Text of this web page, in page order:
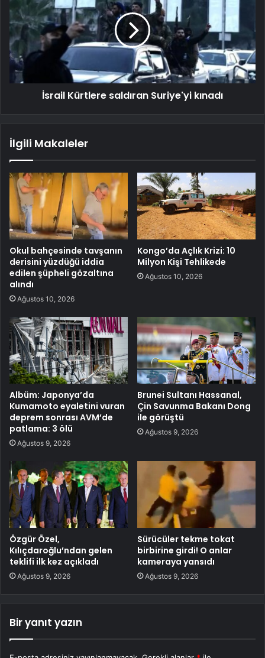
İsrail Kürtlere saldıran Suriye'yi kınadı
İlgili Makaleler
Okul bahçesinde tavşanın
derisini yüzdüğü iddia
edilen şüpheli gözaltına
alındı
Ağustos 10, 2026
Kongo’da Açlık Krizi: 10
Milyon Kişi Tehlikede
Ağustos 10, 2026
Albüm: Japonya’da
Kumamoto eyaletini vuran
deprem sonrası AVM’de
patlama: 3 ölü
Ağustos 9, 2026
Brunei Sultanı Hassanal,
Çin Savunma Bakanı Dong
ile görüştü
Ağustos 9, 2026
Özgür Özel,
Kılıçdaroğlu’ndan gelen
teklifi ilk kez açıkladı
Ağustos 9, 2026
Sürücüler tekme tokat
birbirine girdi! O anlar
kameraya yansıdı
Ağustos 9, 2026
Bir yanıt yazın